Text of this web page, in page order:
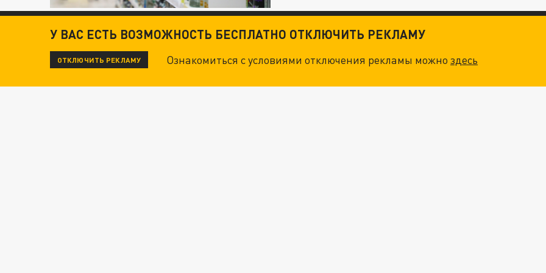
У ВАС ЕСТЬ ВОЗМОЖНОСТЬ БЕСПЛАТНО ОТКЛЮЧИТЬ РЕКЛАМУ
ОТКЛЮЧИТЬ РЕКЛАМУ Ознакомиться с условиями отключения рекламы можноздесь